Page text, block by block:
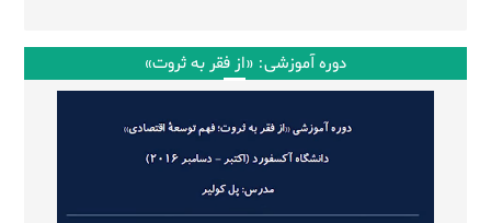
دوره آموزشی: «از فقر به ثروت»